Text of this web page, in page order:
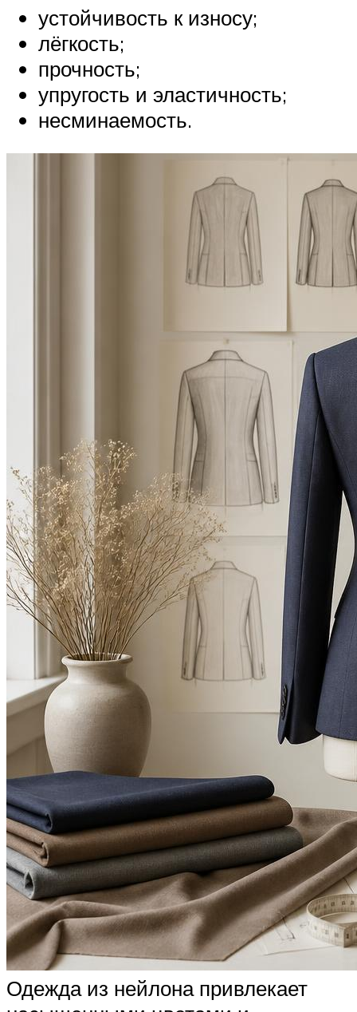
устойчивость к износу;
лёгкость;
прочность;
упругость и эластичность;
несминаемость.
Одежда из нейлона привлекает